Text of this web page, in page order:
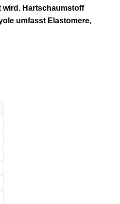
wird. Hartschaumstoff
umfasst Elastomere,